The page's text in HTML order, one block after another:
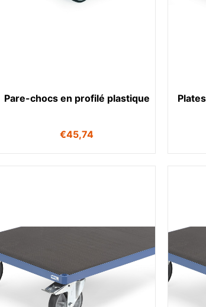
Pare-chocs en profilé plastique
€45,74